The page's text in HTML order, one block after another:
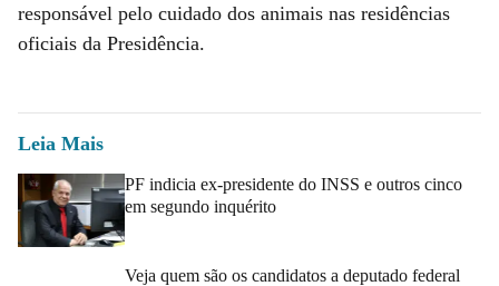
responsável pelo cuidado dos animais nas residências
oficiais da Presidência.
Leia Mais
PF indicia ex-presidente do INSS e outros cinco
em segundo inquérito
Veja quem são os candidatos a deputado federal